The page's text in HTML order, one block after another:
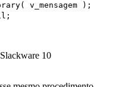
v_mensagem );
10